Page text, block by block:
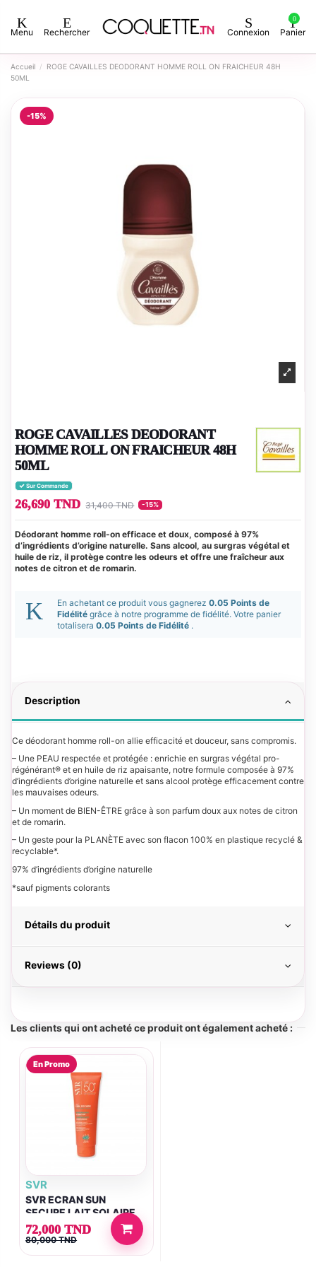
Menu Rechercher Connexion
0
Panier
Accueil
ROGE CAVAILLES DEODORANT HOMME ROLL ON FRAICHEUR 48H
50ML
-15%
ROGE CAVAILLES DEODORANT
HOMME ROLL ON FRAICHEUR 48H
50ML
Sur Commande
26,690 TND 31,400 TND -15%
Déodorant homme roll-on efficace et doux, composé à 97%
d’ingrédients d’origine naturelle. Sans alcool, au surgras végétal et
huile de riz, il protège contre les odeurs et offre une fraîcheur aux
notes de citron et de romarin.
En achetant ce produit vous gagnerez 0.05 Points de
Fidélité grâce à notre programme de fidélité. Votre panier
totalisera 0.05 Points de Fidélité .
Description
Ce déodorant homme roll-on allie efficacité et douceur, sans compromis.
– Une PEAU respectée et protégée : enrichie en surgras végétal pro-
régénérant® et en huile de riz apaisante, notre formule composée à 97%
d’ingrédients d’origine naturelle et sans alcool protège efficacement contre
les mauvaises odeurs.
– Un moment de BIEN-ÊTRE grâce à son parfum doux aux notes de citron
et de romarin.
– Un geste pour la PLANÈTE avec son flacon 100% en plastique recyclé &
recyclable*.
97% d’ingrédients d’origine naturelle
*sauf pigments colorants
Détails du produit
Reviews (0)
Les clients qui ont acheté ce produit ont également acheté :
En Promo
SVR
SVR ECRAN SUN
SECURE LAIT SOLAIRE
SPF50+ 250 ML
72,000 TND
80,000 TND